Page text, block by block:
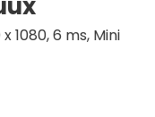
1080, 6 ms, Mini